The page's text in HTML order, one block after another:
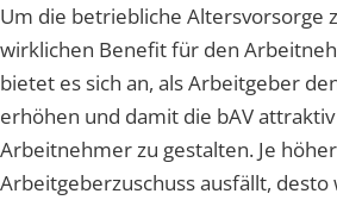
Um die betriebliche Altersvorsorge
wirklichen Benefit für den
bietet es sich an, als Arbeitgeber
erhöhen und damit die bAV
Arbeitnehmer zu gestalten. Je
Arbeitgeberzuschuss ausfällt, desto